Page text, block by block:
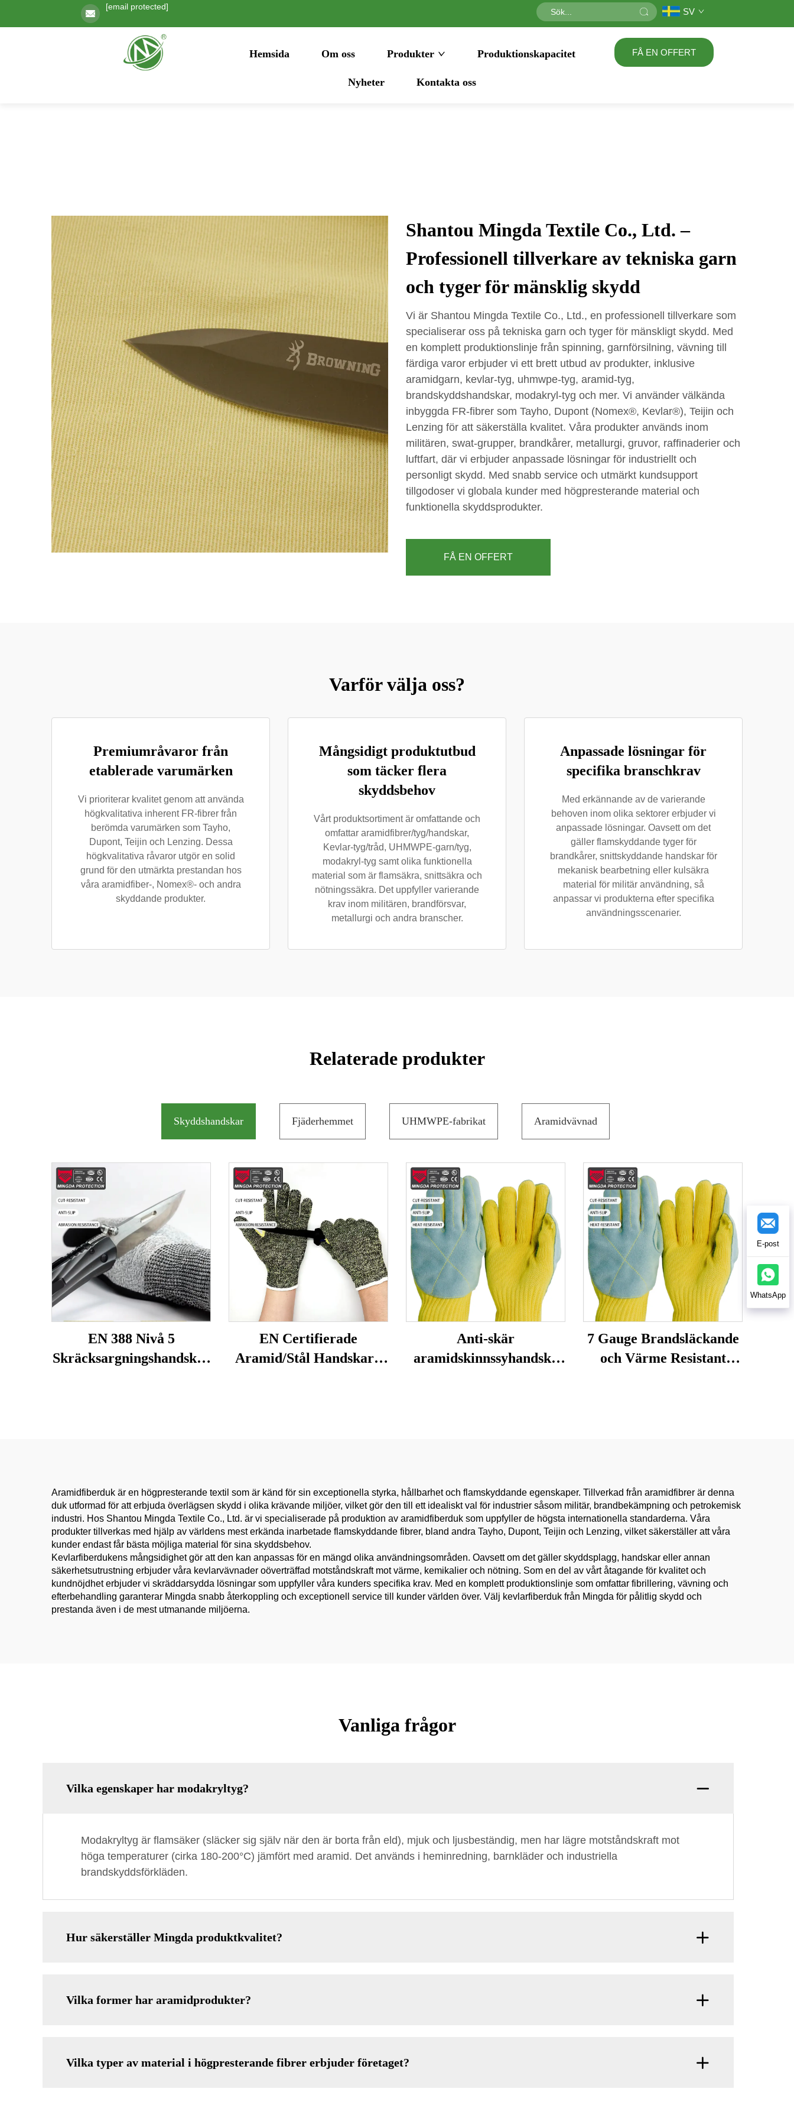
[email protected] SV
Hemsida Om oss Produkter Produktionskapacitet
Nyheter Kontakta oss
FÅ EN OFFERT
Shantou Mingda Textile Co., Ltd. –
Professionell tillverkare av tekniska garn
och tyger för mänsklig skydd
Vi är Shantou Mingda Textile Co., Ltd., en professionell tillverkare som
specialiserar oss på tekniska garn och tyger för mänskligt skydd. Med
en komplett produktionslinje från spinning, garnförsilning, vävning till
färdiga varor erbjuder vi ett brett utbud av produkter, inklusive
aramidgarn, kevlar-tyg, uhmwpe-tyg, aramid-tyg,
brandskyddshandskar, modakryl-tyg och mer. Vi använder välkända
inbyggda FR-fibrer som Tayho, Dupont (Nomex®, Kevlar®), Teijin och
Lenzing för att säkerställa kvalitet. Våra produkter används inom
militären, swat-grupper, brandkårer, metallurgi, gruvor, raffinaderier och
luftfart, där vi erbjuder anpassade lösningar för industriellt och
personligt skydd. Med snabb service och utmärkt kundsupport
tillgodoser vi globala kunder med högpresterande material och
funktionella skyddsprodukter.
FÅ EN OFFERT
Varför välja oss?
Premiumråvaror från
etablerade varumärken
Vi prioriterar kvalitet genom att använda
högkvalitativa inherent FR-fibrer från
berömda varumärken som Tayho,
Dupont, Teijin och Lenzing. Dessa
högkvalitativa råvaror utgör en solid
grund för den utmärkta prestandan hos
våra aramidfiber-, Nomex®- och andra
skyddande produkter.
Mångsidigt produktutbud
som täcker flera
skyddsbehov
Vårt produktsortiment är omfattande och
omfattar aramidfibrer/tyg/handskar,
Kevlar-tyg/tråd, UHMWPE-garn/tyg,
modakryl-tyg samt olika funktionella
material som är flamsäkra, snittsäkra och
nötningssäkra. Det uppfyller varierande
krav inom militären, brandförsvar,
metallurgi och andra branscher.
Anpassade lösningar för
specifika branschkrav
Med erkännande av de varierande
behoven inom olika sektorer erbjuder vi
anpassade lösningar. Oavsett om det
gäller flamskyddande tyger för
brandkårer, snittskyddande handskar för
mekanisk bearbetning eller kulsäkra
material för militär användning, så
anpassar vi produkterna efter specifika
användningsscenarier.
Relaterade produkter
Skyddshandskar Fjäderhemmet UHMWPE-fabrikat Aramidvävnad
EN 388 Nivå 5
Skräcksargningshandskar
EN Certifierade
Aramid/Stål Handskar -
Anti-skär
aramidskinnssyhandske
7 Gauge Brandsläckande
och Värme Resistant
Aramidfiberduk är en högpresterande textil som är känd för sin exceptionella styrka, hållbarhet och flamskyddande egenskaper. Tillverkad från aramidfibrer är denna
duk utformad för att erbjuda överlägsen skydd i olika krävande miljöer, vilket gör den till ett idealiskt val för industrier såsom militär, brandbekämpning och petrokemisk
industri. Hos Shantou Mingda Textile Co., Ltd. är vi specialiserade på produktion av aramidfiberduk som uppfyller de högsta internationella standarderna. Våra
produkter tillverkas med hjälp av världens mest erkända inarbetade flamskyddande fibrer, bland andra Tayho, Dupont, Teijin och Lenzing, vilket säkerställer att våra
kunder endast får bästa möjliga material för sina skyddsbehov.
Kevlarfiberdukens mångsidighet gör att den kan anpassas för en mängd olika användningsområden. Oavsett om det gäller skyddsplagg, handskar eller annan
säkerhetsutrustning erbjuder våra kevlarvävnader oöverträffad motståndskraft mot värme, kemikalier och nötning. Som en del av vårt åtagande för kvalitet och
kundnöjdhet erbjuder vi skräddarsydda lösningar som uppfyller våra kunders specifika krav. Med en komplett produktionslinje som omfattar fibrillering, vävning och
efterbehandling garanterar Mingda snabb återkoppling och exceptionell service till kunder världen över. Välj kevlarfiberduk från Mingda för pålitlig skydd och
prestanda även i de mest utmanande miljöerna.
Vanliga frågor
Vilka egenskaper har modakryltyg?
Modakryltyg är flamsäker (släcker sig själv när den är borta från eld), mjuk och ljusbeständig, men har lägre motståndskraft mot
höga temperaturer (cirka 180-200°C) jämfört med aramid. Det används i heminredning, barnkläder och industriella
brandskyddsförkläden.
Hur säkerställer Mingda produktkvalitet?
Vilka former har aramidprodukter?
Vilka typer av material i högpresterande fibrer erbjuder företaget?
E-post
WhatsApp